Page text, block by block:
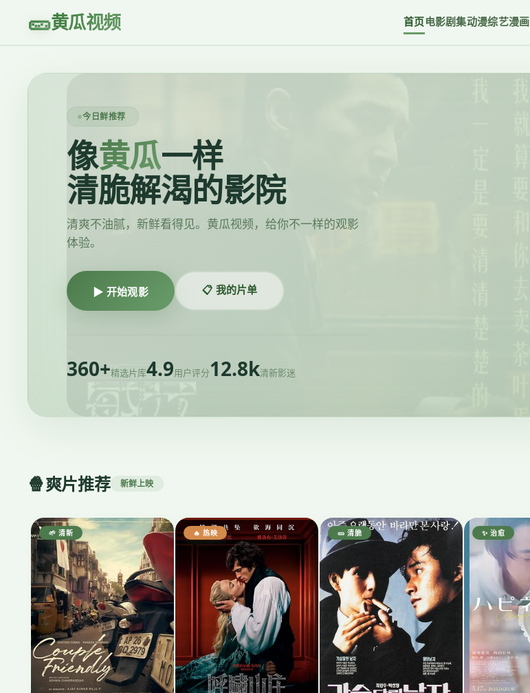
🥒黄瓜视频 首页电影剧集动漫综艺漫画
今日鲜推荐
像黄瓜一样
清脆解渴的影院
清爽不油腻，新鲜看得见。黄瓜视频，给你不一样的观影
体验。
▶ 开始观影 📋 我的片单
360+精选片库4.9用户评分12.8k清新影迷
🍿爽片推荐 新鲜上映
🌱 清新 🔥 热映 🥒 清脆 ✨ 治愈